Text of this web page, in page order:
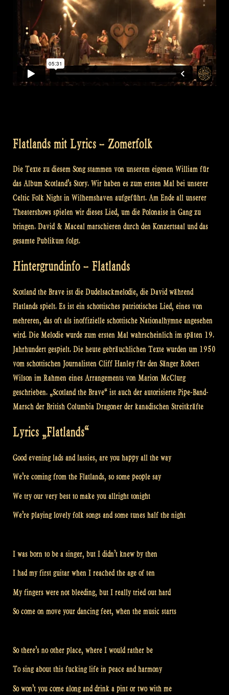
Flatlands mit Lyrics – Zomerfolk
Die Texte zu diesem Song stammen von unserem eigenen William für
das Album Scotland’s Story. Wir haben es zum ersten Mal bei unserer
Celtic Folk Night in Wilhemshaven aufgeführt. Am Ende all unserer
Theatershows spielen wir dieses Lied, um die Polonaise in Gang zu
bringen. David & Maceal marschieren durch den Konzertsaal und das
gesamte Publikum folgt.
Hintergrundinfo – Flatlands
Scotland the Brave ist die Dudelsackmelodie, die David während
Flatlands spielt. Es ist ein schottisches patriotisches Lied, eines von
mehreren, das oft als inoffizielle schottische Nationalhymne angesehen
wird. Die Melodie wurde zum ersten Mal wahrscheinlich im späten 19.
Jahrhundert gespielt. Die heute gebräuchlichen Texte wurden um 1950
vom schottischen Journalisten Cliff Hanley für den Sänger Robert
Wilson im Rahmen eines Arrangements von Marion McClurg
geschrieben. „Scotland the Brave“ ist auch der autorisierte Pipe-Band-
Marsch der British Columbia Dragoner der kanadischen Streitkräfte
Lyrics „Flatlands“
Good evening lads and lassies, are you happy all the way
We’re coming from the Flatlands, so some people say
We try our very best to make you allright tonight
We’re playing lovely folk songs and some tunes half the night
I was born to be a singer, but I didn’t knew by then
I had my first guitar when I reached the age of ten
My fingers were not bleeding, but I really tried out hard
So come on move your dancing feet, when the music starts
So there’s no other place, where I would rather be
To sing about this fucking life in peace and harmony
So won’t you come along and drink a pint or two with me